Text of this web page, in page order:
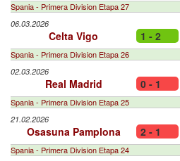
Spania - Primera Division Etapa 27
06.03.2026
Celta Vigo 1 - 2
Spania - Primera Division Etapa 26
02.03.2026
Real Madrid 0 - 1
Spania - Primera Division Etapa 25
21.02.2026
Osasuna Pamplona 2 - 1
Spania - Primera Division Etapa 24